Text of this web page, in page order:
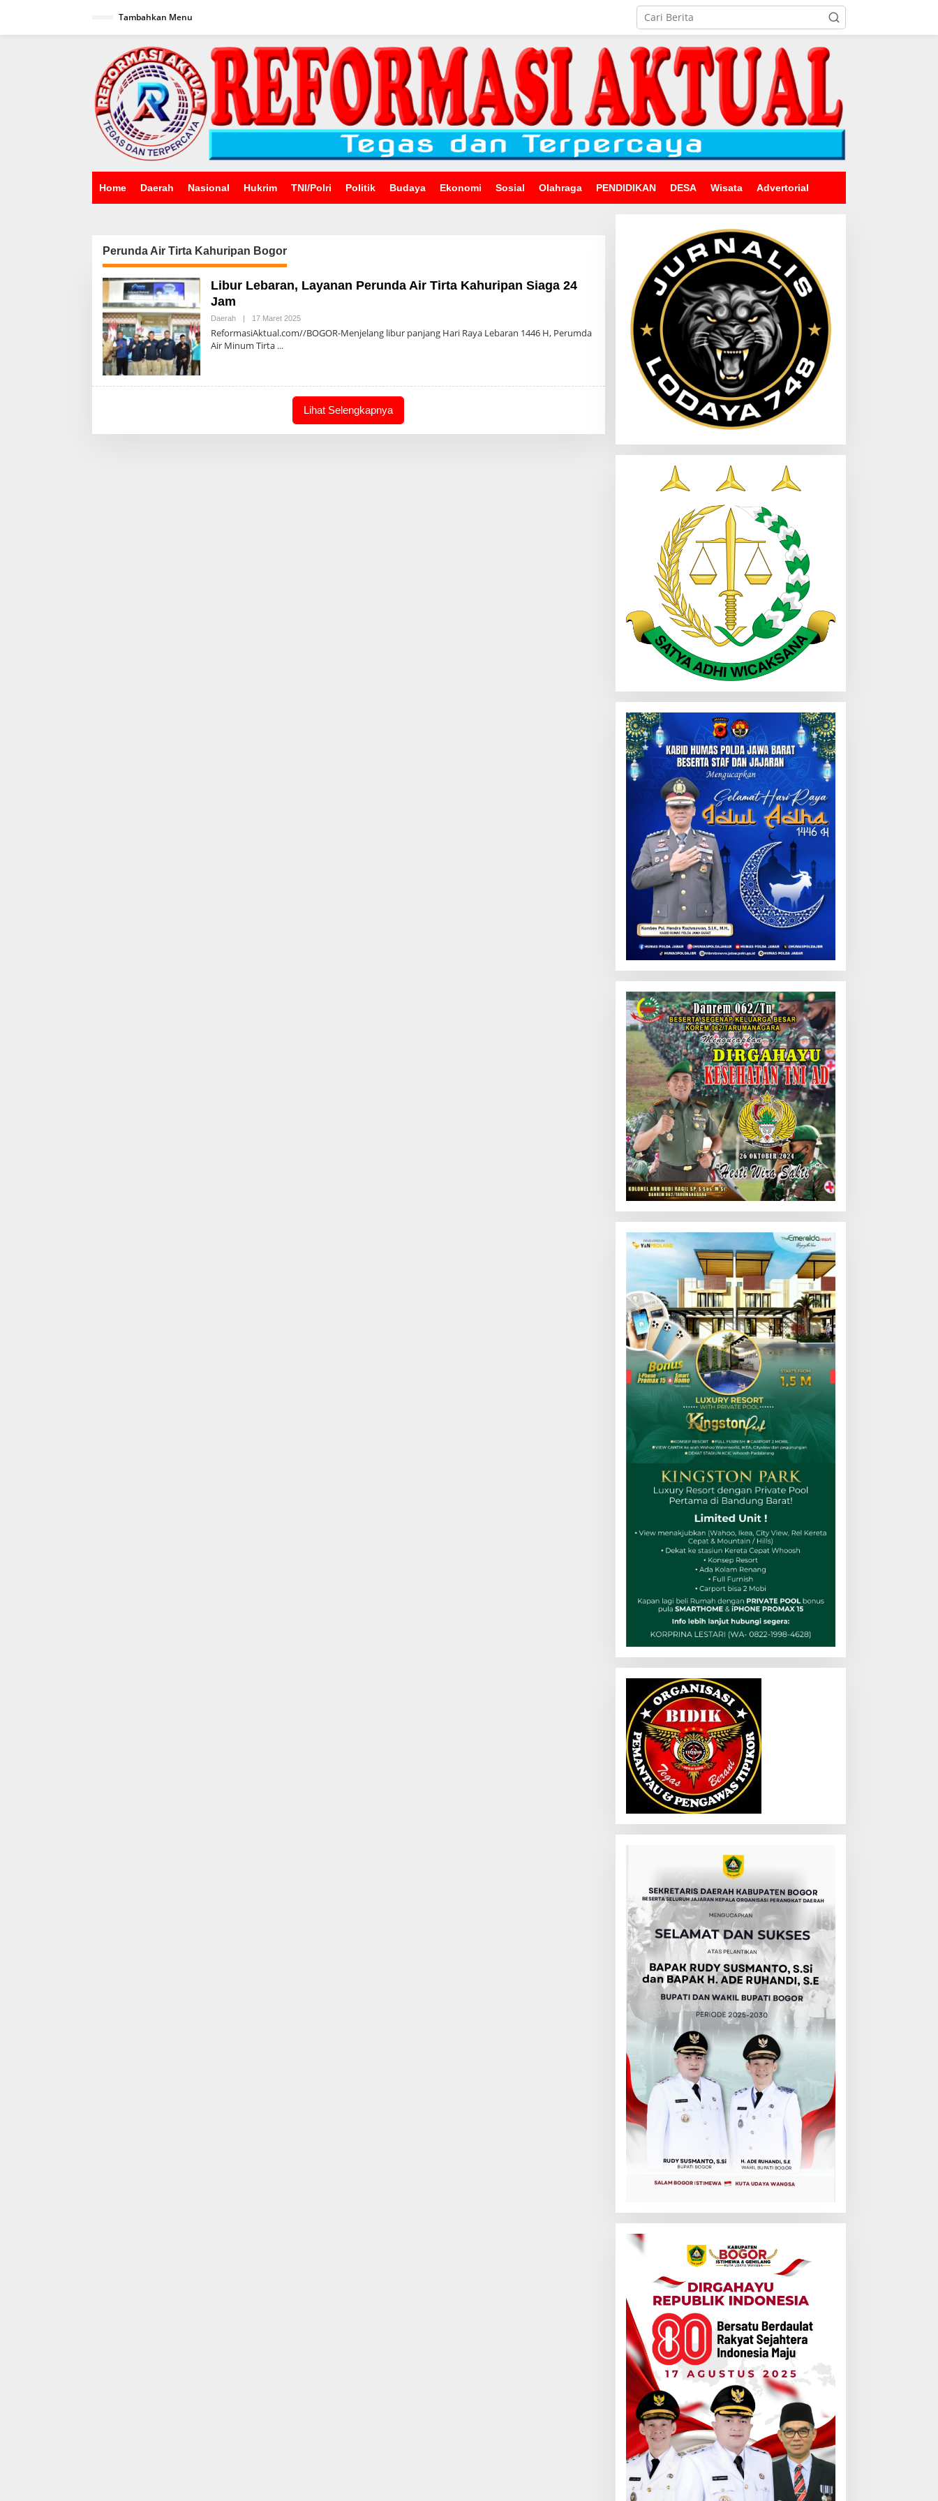
Tambahkan Menu
Home Daerah Nasional Hukrim TNI/Polri Politik Budaya Ekonomi Sosial Olahraga PENDIDIKAN DESA Wisata Advertorial
Perunda Air Tirta Kahuripan Bogor
Libur Lebaran, Layanan Perunda Air Tirta Kahuripan Siaga 24
Jam
Daerah | 17 Maret 2025Oleh
ReformasiAktual.com//BOGOR-Menjelang libur panjang Hari Raya Lebaran 1446 H, Perumda
Air Minum Tirta
Lihat Selengkapnya